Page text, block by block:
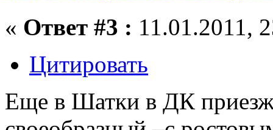
« Ответ #3 : 11.01.2011,
Цитировать
Еще в Шатки в ДК